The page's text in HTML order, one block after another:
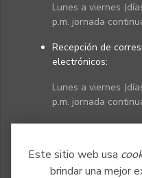
Este sitio web usa
brindar una mejor
Lunes a viernes
p.m. jornada
Recepción de
electrónicos:
Lunes a viernes
p.m. jornada